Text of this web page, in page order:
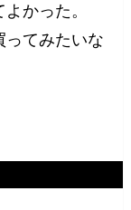
かった。
ってみたいな